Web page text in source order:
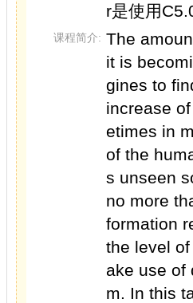
r是使用
课程简介: The
it is
gines to
increase
etimes in
of the
s unseen
no more
formation
the level
ake use of
m. In this